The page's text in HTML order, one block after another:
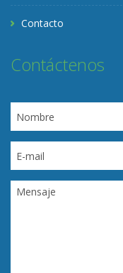
Contacto
Contáctenos